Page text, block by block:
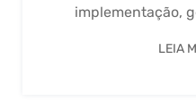
implementação,
LEIA